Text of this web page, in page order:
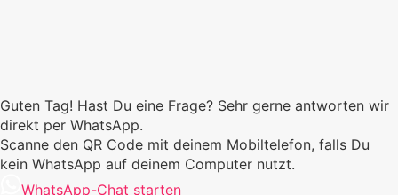
Guten Tag! Hast Du eine Frage? Sehr gerne antworten wir
direkt per WhatsApp.
Scanne den QR Code mit deinem Mobiltelefon, falls Du
kein WhatsApp auf deinem Computer nutzt.
WhatsApp-Chat starten